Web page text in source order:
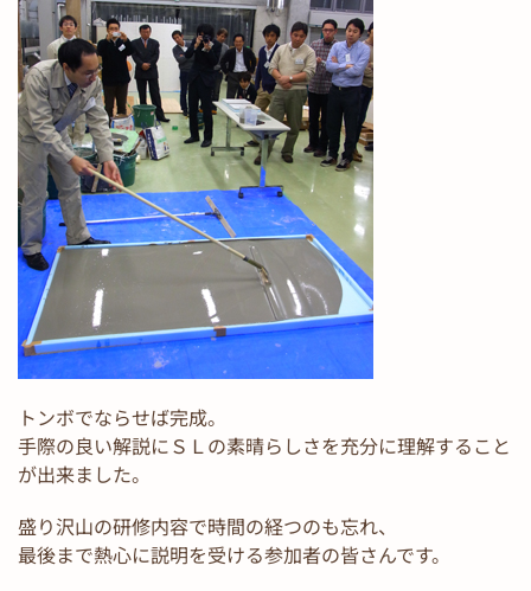
トンボでならせば完成。
手際の良い解説にＳＬの素晴らしさを充分に理解すること
が出来ました。
盛り沢山の研修内容で時間の経つのも忘れ、
最後まで熱心に説明を受ける参加者の皆さんです。